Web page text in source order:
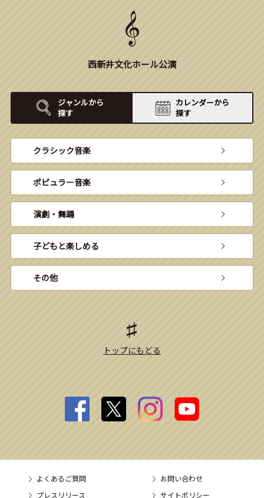
西新井文化ホール公演
ジャンルから
探す
カレンダーから
探す
クラシック音楽
ポピュラー音楽
演劇・舞踊
子どもと楽しめる
その他
トップにもどる
よくあるご質問
お問い合わせ
プレスリリース
サイトポリシー